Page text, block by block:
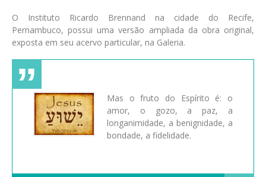
O Instituto Ricardo Brennand na cidade do Recife,
Pernambuco, possui uma versão ampliada da obra original,
exposta em seu acervo particular, na Galeria.
Mas o fruto do Espírito é: o
amor, o gozo, a paz, a
longanimidade, a benignidade, a
bondade, a fidelidade.